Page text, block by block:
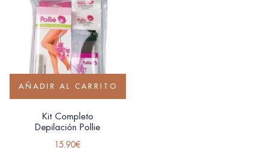
AÑADIR AL CARRITO
Kit Completo
Depilación Pollie
15.90€